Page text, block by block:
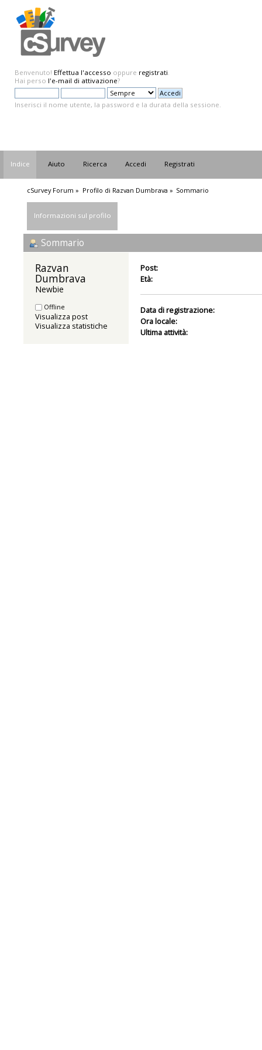
Benvenuto! Effettua l'accesso oppure registrati.
Hai perso l'e-mail di attivazione?
Inserisci il nome utente, la password e la durata della sessione.
Indice Aiuto Ricerca Accedi Registrati
cSurvey Forum » Profilo di Razvan Dumbrava » Sommario
Informazioni sul profilo
Sommario
Razvan
Dumbrava
Newbie
Offline
Visualizza post
Visualizza statistiche
Post:
Età:
Data di registrazione:
Ora locale:
Ultima attività: